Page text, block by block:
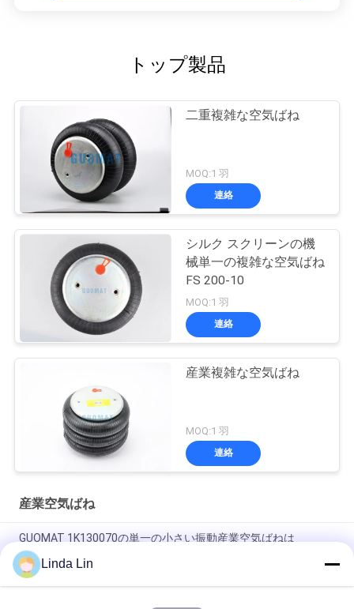
トップ製品
二重複雑な空気ばね
MOQ:1 羽
連絡
シルク スクリーンの機
械単一の複雑な空気ばね
FS 200-10
MOQ:1 羽
連絡
産業複雑な空気ばね
MOQ:1 羽
連絡
産業空気ばね
GUOMAT 1K130070の単一の小さい振動産業空気ばねは
Goodyear 1B5-500を示します
ゴム製鋼鉄EB-165-65 Festoの空気ばねのアクチュエーター
Linda Lin